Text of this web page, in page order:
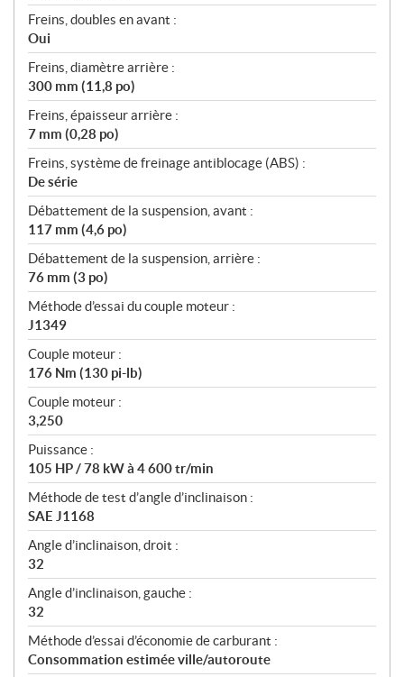
Freins, doubles en avant :
Oui
Freins, diamètre arrière :
300 mm (11,8 po)
Freins, épaisseur arrière :
7 mm (0,28 po)
Freins, système de freinage antiblocage (ABS) :
De série
Débattement de la suspension, avant :
117 mm (4,6 po)
Débattement de la suspension, arrière :
76 mm (3 po)
Méthode d’essai du couple moteur :
J1349
Couple moteur :
176 Nm (130 pi-lb)
Couple moteur :
3,250
Puissance :
105 HP / 78 kW à 4 600 tr/min
Méthode de test d’angle d’inclinaison :
SAE J1168
Angle d’inclinaison, droit :
32
Angle d’inclinaison, gauche :
32
Méthode d’essai d’économie de carburant :
Consommation estimée ville/autoroute